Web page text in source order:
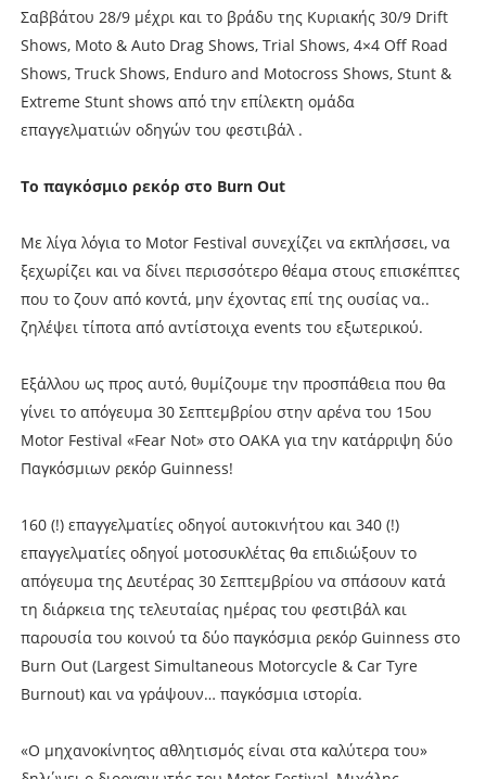
Σαββάτου 28/9 μέχρι και το βράδυ της Κυριακής 30/9 Drift
Shows, Moto & Auto Drag Shows, Trial Shows, 4×4 Off Road
Shows, Truck Shows, Enduro and Motocross Shows, Stunt &
Extreme Stunt shows από την επίλεκτη ομάδα
επαγγελματιών οδηγών του φεστιβάλ .
Το παγκόσμιο ρεκόρ στο Burn Out
Με λίγα λόγια το Motor Festival συνεχίζει να εκπλήσσει, να
ξεχωρίζει και να δίνει περισσότερο θέαμα στους επισκέπτες
που το ζουν από κοντά, μην έχοντας επί της ουσίας να..
ζηλέψει τίποτα από αντίστοιχα events του εξωτερικού.
Εξάλλου ως προς αυτό, θυμίζουμε την προσπάθεια που θα
γίνει το απόγευμα 30 Σεπτεμβρίου στην αρένα του 15ου
Motor Festival «Fear Not» στο ΟΑΚΑ για την κατάρριψη δύο
Παγκόσμιων ρεκόρ Guinness!
160 (!) επαγγελματίες οδηγοί αυτοκινήτου και 340 (!)
επαγγελματίες οδηγοί μοτοσυκλέτας θα επιδιώξουν το
απόγευμα της Δευτέρας 30 Σεπτεμβρίου να σπάσουν κατά
τη διάρκεια της τελευταίας ημέρας του φεστιβάλ και
παρουσία του κοινού τα δύο παγκόσμια ρεκόρ Guinness στο
Burn Out (Largest Simultaneous Motorcycle & Car Tyre
Burnout) και να γράψουν… παγκόσμια ιστορία.
«Ο μηχανοκίνητος αθλητισμός είναι στα καλύτερα του»